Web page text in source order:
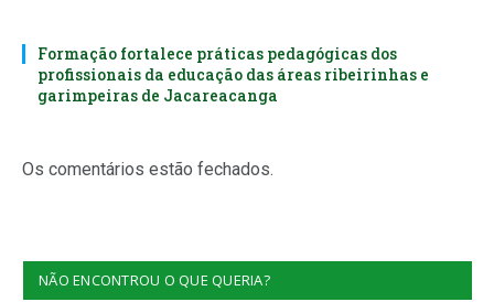
Formação fortalece práticas pedagógicas dos
profissionais da educação das áreas ribeirinhas e
garimpeiras de Jacareacanga
Os comentários estão fechados.
NÃO ENCONTROU O QUE QUERIA?